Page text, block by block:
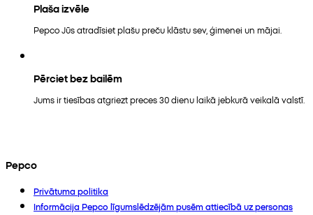
Plaša izvēle
Pepco Jūs atradīsiet plašu preču klāstu sev, ģimenei un mājai.
Pērciet bez bailēm
Jums ir tiesības atgriezt preces 30 dienu laikā jebkurā veikalā valstī.
Pepco
Privātuma politika
Informācija Pepco līgumslēdzējām pusēm attiecībā uz personas